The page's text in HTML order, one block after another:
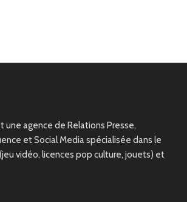
une agence de Relations Presse,
et Social Media spécialisée dans le
vidéo, licences pop culture, jouets) et